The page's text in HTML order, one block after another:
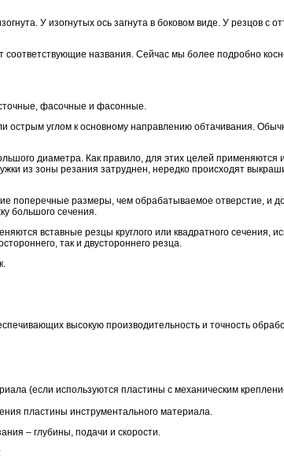
У изогнутых ось загнута в боковом виде. У резцов с
названия. Сейчас мы более подробно
фасочные и фасонные.
острым углом к основному направлению обтачивания.
диаметра. Как правило, для этих целей применяются
из зоны резания затруднен, нередко происходят
поперечные размеры, чем обрабатываемое отверстие, и
большого сечения.
вставные резцы круглого или квадратного сечения,
так и двустороннего резца.
высокую производительность и точность
(если используются пластины с механическим
пластины инструментального материала.
– глубины, подачи и скорости.